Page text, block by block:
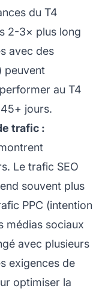
du T4
2-3× plus long
avec des
peuvent
au T4
jours.
trafic :
Le trafic SEO
souvent plus
PPC (intention
médias sociaux
avec plusieurs
exigences de
optimiser la